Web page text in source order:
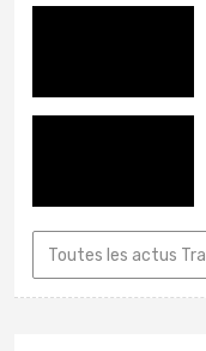
Toutes les actus